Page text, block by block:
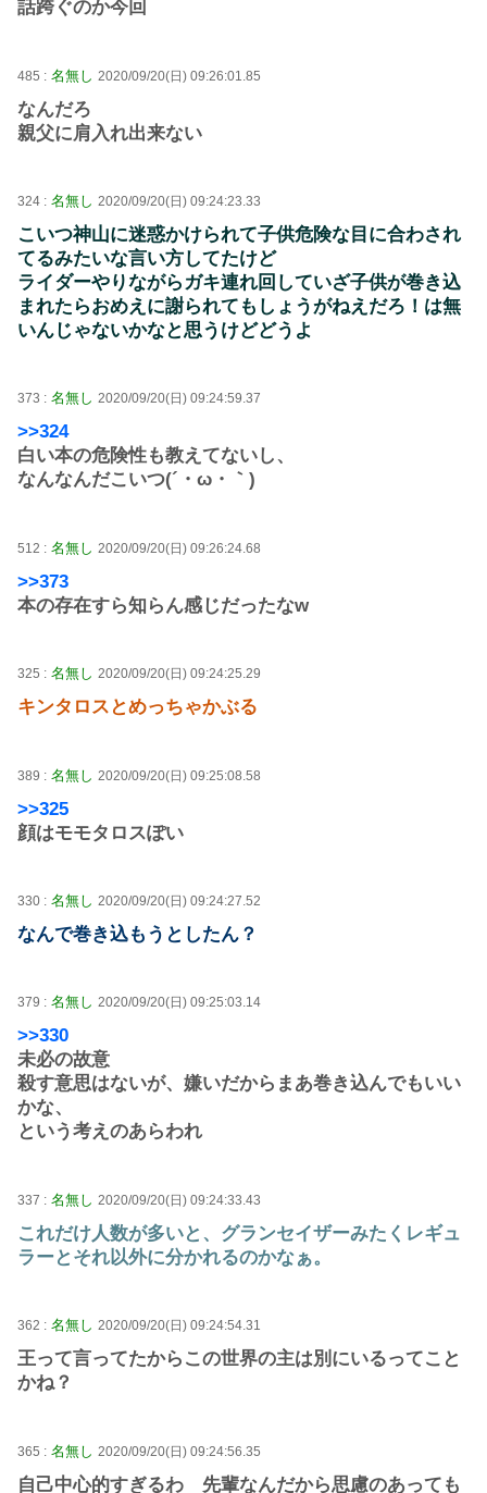
話跨ぐのか今回
485 : 名無し 2020/09/20(日) 09:26:01.85
なんだろ
親父に肩入れ出来ない
324 : 名無し 2020/09/20(日) 09:24:23.33
こいつ神山に迷惑かけられて子供危険な目に合わされ
てるみたいな言い方してたけど
ライダーやりながらガキ連れ回していざ子供が巻き込
まれたらおめえに謝られてもしょうがねえだろ！は無
いんじゃないかなと思うけどどうよ
373 : 名無し 2020/09/20(日) 09:24:59.37
>>324
白い本の危険性も教えてないし、
なんなんだこいつ(´・ω・｀)
512 : 名無し 2020/09/20(日) 09:26:24.68
>>373
本の存在すら知らん感じだったなw
325 : 名無し 2020/09/20(日) 09:24:25.29
キンタロスとめっちゃかぶる
389 : 名無し 2020/09/20(日) 09:25:08.58
>>325
顔はモモタロスぽい
330 : 名無し 2020/09/20(日) 09:24:27.52
なんで巻き込もうとしたん？
379 : 名無し 2020/09/20(日) 09:25:03.14
>>330
未必の故意
殺す意思はないが、嫌いだからまあ巻き込んでもいい
かな、
という考えのあらわれ
337 : 名無し 2020/09/20(日) 09:24:33.43
これだけ人数が多いと、グランセイザーみたくレギュ
ラーとそれ以外に分かれるのかなぁ。
362 : 名無し 2020/09/20(日) 09:24:54.31
王って言ってたからこの世界の主は別にいるってこと
かね？
365 : 名無し 2020/09/20(日) 09:24:56.35
自己中心的すぎるわ 先輩なんだから思慮のあっても